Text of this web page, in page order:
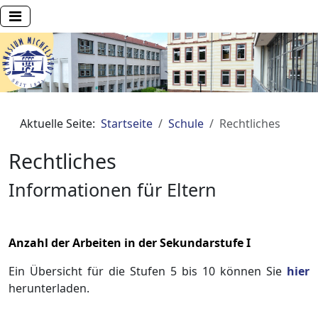
Aktuelle Seite: Startseite Schule Rechtliches
Rechtliches
Informationen für Eltern
Anzahl der Arbeiten in der Sekundarstufe I
Ein Übersicht für die Stufen 5 bis 10 können Sie hier
herunterladen.